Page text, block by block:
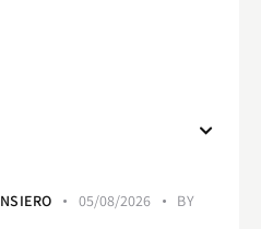
05/08/2026
BY